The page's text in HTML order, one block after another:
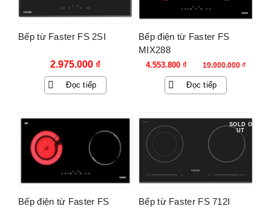
Bếp từ Faster FS 2SI
2.975.000 ₫
Đọc tiếp
Bếp điện từ Faster FS
MIX288
19.900.000₫
Giá
gốc
4.553.800 ₫
Giá
hiện
tại
Đọc tiếp
Bếp điện từ Faster FS
SOLD O
UT
Bếp từ Faster FS 712I